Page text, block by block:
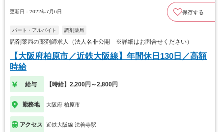
更新日：2022年7月6日 保存する
パート・アルバイト 調剤薬局
調剤薬局の薬剤師求人（法人名非公開 ※詳細はお問合せください）
【大阪府柏原市／近鉄大阪線】年間休日130日／高額
時給
給与 【時給】2,200円～2,800円
勤務地 大阪府 柏原市
アクセス 近鉄大阪線 法善寺駅